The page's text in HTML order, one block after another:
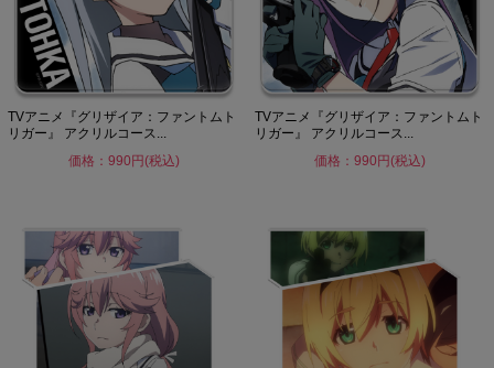
TVアニメ『グリザイア：ファントムト
リガー』 アクリルコース...
価格：990円(税込)
TVアニメ『グリザイア：ファントムト
リガー』 アクリルコース...
価格：990円(税込)